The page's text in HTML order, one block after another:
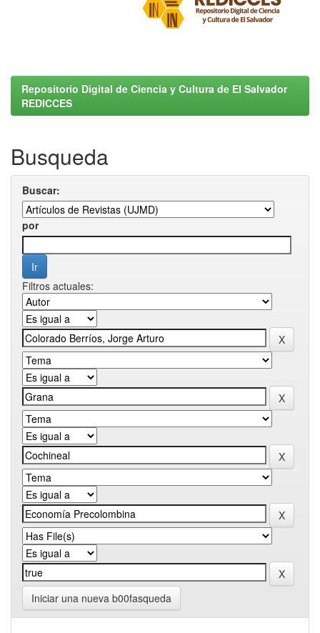
Repositorio Digital de Ciencia y Cultura de El Salvador
REDICCES
Busqueda
Buscar:
por
Filtros actuales:
Iniciar una nueva b00fasqueda